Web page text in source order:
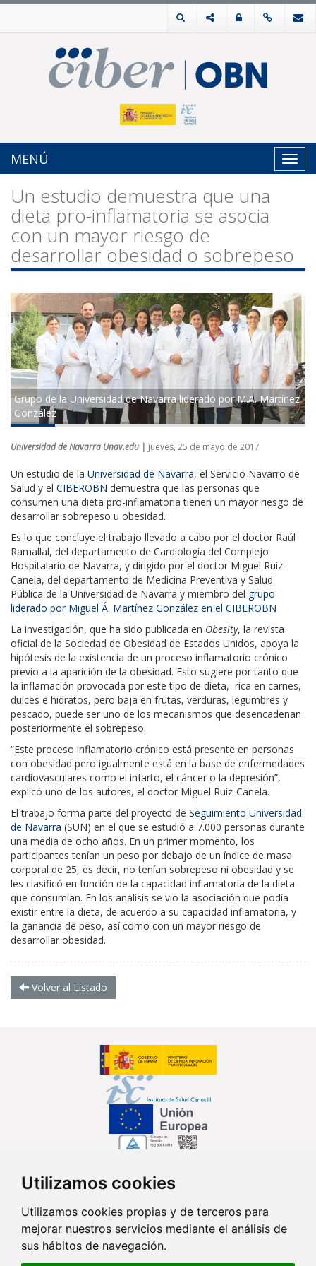
Utilizamos cookies
Utilizamos cookies propias y de terceros para
mejorar nuestros servicios mediante el análisis de
sus hábitos de navegación.
MENÚ
Un estudio demuestra que una
dieta pro-inflamatoria se asocia
con un mayor riesgo de
desarrollar obesidad o sobrepeso
Grupo de la Universidad de Navarra liderado por M.A. Martínez
González
Universidad de Navarra Unav.edu | jueves, 25 de mayo de 2017
Un estudio de la Universidad de Navarra, el Servicio Navarro de
Salud y el CIBEROBN demuestra que las personas que
consumen una dieta pro-inflamatoria tienen un mayor riesgo de
desarrollar sobrepeso u obesidad.
Es lo que concluye el trabajo llevado a cabo por el doctor Raúl
Ramallal, del departamento de Cardiología del Complejo
Hospitalario de Navarra, y dirigido por el doctor Miguel Ruiz-
Canela, del departamento de Medicina Preventiva y Salud
Pública de la Universidad de Navarra y miembro del grupo
liderado por Miguel Á. Martínez González en el CIBEROBN
La investigación, que ha sido publicada en Obesity, la revista
oficial de la Sociedad de Obesidad de Estados Unidos, apoya la
hipótesis de la existencia de un proceso inflamatorio crónico
previo a la aparición de la obesidad. Esto sugiere por tanto que
la inflamación provocada por este tipo de dieta, rica en carnes,
dulces e hidratos, pero baja en frutas, verduras, legumbres y
pescado, puede ser uno de los mecanismos que desencadenan
posteriormente el sobrepeso.
“Este proceso inflamatorio crónico está presente en personas
con obesidad pero igualmente está en la base de enfermedades
cardiovasculares como el infarto, el cáncer o la depresión”,
explicó uno de los autores, el doctor Miguel Ruiz-Canela.
El trabajo forma parte del proyecto de Seguimiento Universidad
de Navarra (SUN) en el que se estudió a 7.000 personas durante
una media de ocho años. En un primer momento, los
participantes tenían un peso por debajo de un índice de masa
corporal de 25, es decir, no tenían sobrepeso ni obesidad y se
les clasificó en función de la capacidad inflamatoria de la dieta
que consumían. En los análisis se vio la asociación que podía
existir entre la dieta, de acuerdo a su capacidad inflamatoria, y
la ganancia de peso, así como con un mayor riesgo de
desarrollar obesidad.
Volver al Listado
Síguenos en...
Contacto